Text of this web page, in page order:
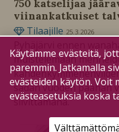
750 katselijaa
viinankatkuiset
Tilaajille 25.3.2026
muistelemaan
sadan vuoden päähän
siivittämänä.
Käytämme evästeitä,
paremmin. Jatkamalla
evästeiden käytön. Voit
evästeasetuksia koska